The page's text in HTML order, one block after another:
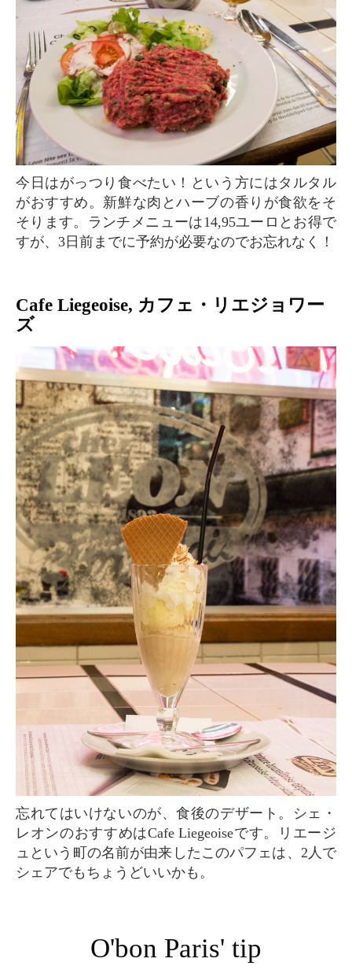
今日はがっつり食べたい！という方にはタルタル
がおすすめ。新鮮な肉とハーブの香りが食欲をそ
そります。ランチメニューは14,95ユーロとお得で
すが、3日前までに予約が必要なのでお忘れなく！
Cafe Liegeoise, カフェ・リエジョワー
ズ
忘れてはいけないのが、食後のデザート。シェ・
レオンのおすすめはCafe Liegeoiseです。リエージ
ュという町の名前が由来したこのパフェは、2人で
シェアでもちょうどいいかも。
O'bon Paris' tip